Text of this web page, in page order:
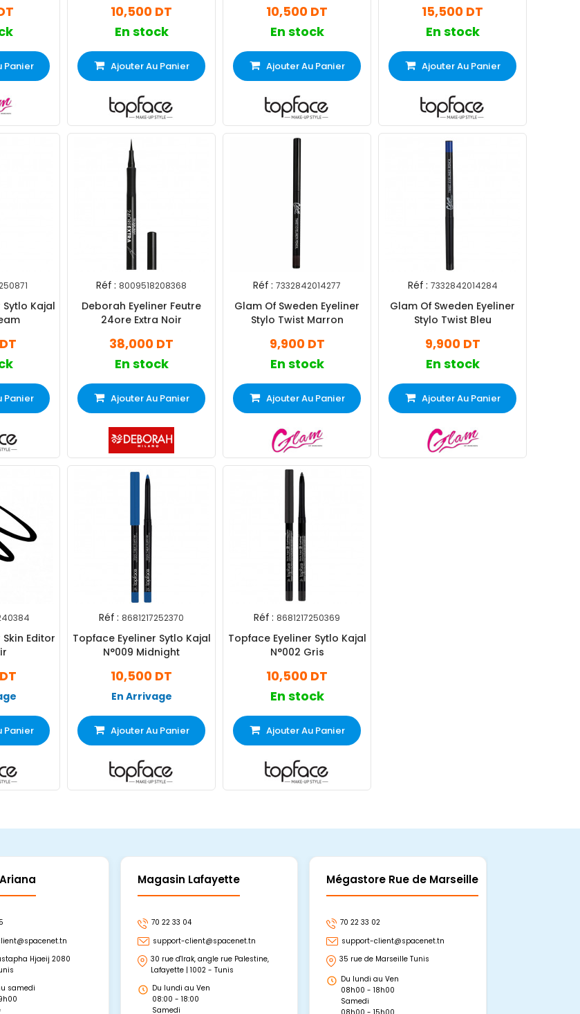
Panier
10,500 DT
En stock
Ajouter Au Panier
10,500 DT
En stock
Ajouter Au Panier
15,500 DT
En stock
Ajouter Au Panier
Kajal
Panier
Réf : 8009518208368
Deborah Eyeliner Feutre
24ore Extra Noir
38,000 DT
En stock
Ajouter Au Panier
Réf : 7332842014277
Glam Of Sweden Eyeliner
Stylo Twist Marron
9,900 DT
En stock
Ajouter Au Panier
Réf : 7332842014284
Glam Of Sweden Eyeliner
Stylo Twist Bleu
9,900 DT
En stock
Ajouter Au Panier
Editor
Panier
Réf : 8681217252370
Topface Eyeliner Sytlo Kajal
N°009 Midnight
10,500 DT
En Arrivage
Ajouter Au Panier
Réf : 8681217250369
Topface Eyeliner Sytlo Kajal
N°002 Gris
10,500 DT
En stock
Ajouter Au Panier
Hjaeij 2080
samedi
Magasin Lafayette
70 22 33 04
support-client@spacenet.tn
30 rue d'Irak, angle rue Palestine,
Lafayette | 1002 - Tunis
Du lundi au Ven
08:00 - 18:00
Samedi
Mégastore Rue de Marseille
70 22 33 02
support-client@spacenet.tn
35 rue de Marseille Tunis
Du lundi au Ven
08h00 - 18h00
Samedi